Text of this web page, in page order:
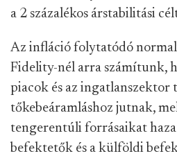
a 2 százalékos árstabilitási
Az infláció folytatódó
Fidelity-nél arra számítunk,
piacok és az ingatlanszektor
tőkebeáramláshoz jutnak,
tengerentúli forrásaikat
befektetők és a külföldi